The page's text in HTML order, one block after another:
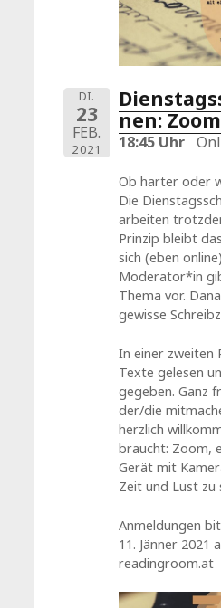
DI.
23
FEB.
2021
nen:
18:45 Uhr
Ob harter oder
Die
arbeiten
Prinzip bleibt
sich (eben
Moderator*in
Thema vor.
gewisse
In einer zweiten
Texte gelesen
gegeben. Ganz
der/die
herzlich
braucht: Zoom,
Gerät mit
Zeit und Lust zu
Anmeldungen
11. Jänner
readingroom.at